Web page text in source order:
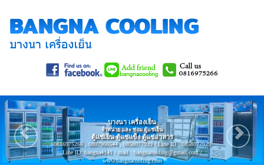
บางนา เครื่องเย็น
จำหน่าย และ ซ่อม ตู้แช่เย็น
ตู้แช่เย็น ตู้แช่แข็ง ตู้แช่อาหาร
0816975266 , 0807966544 , 0858077929 / Line ID : 0858077929
Line ID: bangna4141 / mail : bangnacooling@gmail.com /
www.bangnacooling.com
Previous